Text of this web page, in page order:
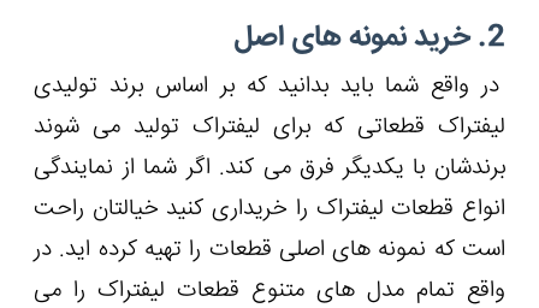
2. خرید نمونه های اصل
در واقع شما باید بدانید که بر اساس برند تولیدی
لیفتراک قطعاتی که برای لیفتراک تولید می‌ شوند
برندشان با یکدیگر فرق می‌ کند. اگر شما از نمایندگی
انواع قطعات لیفتراک را خریداری کنید خیالتان راحت
است که نمونه های اصلی قطعات را تهیه کرده اید. در
واقع تمام مدل های متنوع قطعات لیفتراک را می‌